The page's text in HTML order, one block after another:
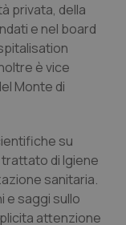
privata, della
e nel board
è vice
Monte di
su
di Igiene
sanitaria.
e saggi sullo
attenzione